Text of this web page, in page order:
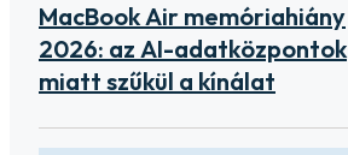
MacBook Air memóriahiány
2026: az AI-adatközpontok
miatt szűkül a kínálat